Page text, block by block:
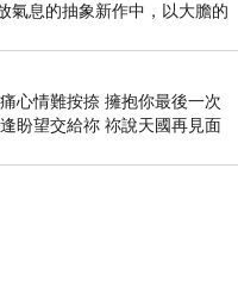
氣息的抽象新作中，以大膽的
上揮灑、壓印與流淌
心情難按捺 擁抱你最後一次
盼望交給祢 祢說天國再見面
靈魂再